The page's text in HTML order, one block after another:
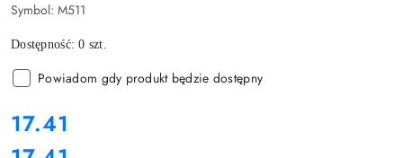
Symbol: M511
Dostępność:0 szt.
Powiadom gdy produkt będzie dostępny
cena:
17.41